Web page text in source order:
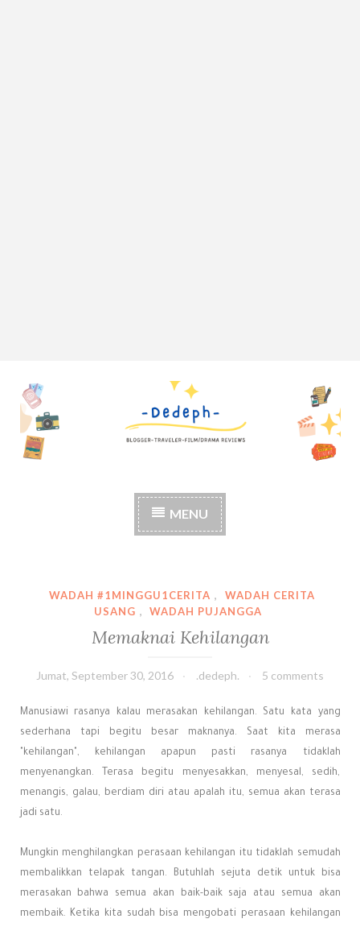
S
k
p
t
MENU
WADAH #1MINGGU1CERITA ,
WADAH CERITA
USANG , WADAH PUJANGGA
Memaknai Kehilangan
Jumat, September 30, 2016 .dedeph. 5 comments
Manusiawi rasanya kalau merasakan kehilangan. Satu kata yang
sederhana tapi begitu besar maknanya. Saat kita merasa
"kehilangan", kehilangan apapun pasti rasanya tidaklah
menyenangkan. Terasa begitu menyesakkan, menyesal, sedih,
menangis, galau, berdiam diri atau apalah itu, semua akan terasa
jadi satu.
Mungkin menghilangkan perasaan kehilangan itu tidaklah semudah
membalikkan telapak tangan. Butuhlah sejuta detik untuk bisa
merasakan bahwa semua akan baik-baik saja atau semua akan
membaik. Ketika kita sudah bisa mengobati perasaan kehilangan